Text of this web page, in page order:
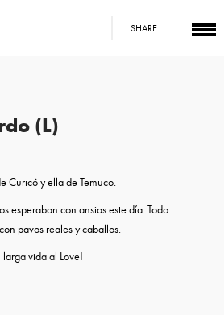
SHARE
(L)
Curicó y ella de Temuco.
esperaban con ansias este día. Todo
pavos reales y caballos.
vida al Love!